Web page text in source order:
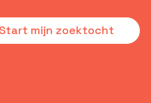
Start mijn zoektocht